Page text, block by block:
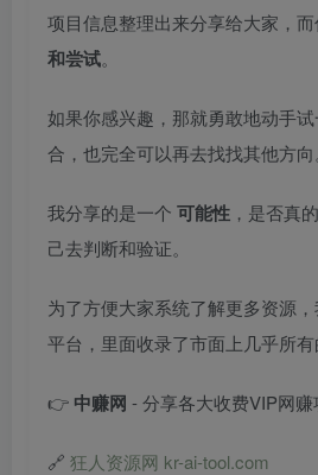
项目信息整理出来分享给大家，
和尝试。
如果你感兴趣，那就勇敢地动手
合，也完全可以再去找找其他方向
我分享的是一个 可能性 ，是否真
己去判断和验证。
为了方便大家系统了解更多资源
平台，里面收录了市面上几乎所有
👉 中赚网 - 分享各大收费VIP网
🔗 狂人资源网 kr-ai-tool.com